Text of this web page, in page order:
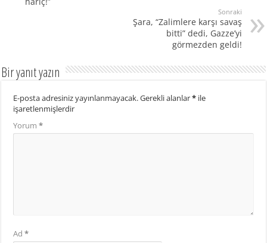
Sonraki
Şara, “Zalimlere karşı savaş
bitti” dedi, Gazze’yi
görmezden geldi!
Bir yanıt yazın
E-posta adresiniz yayınlanmayacak.Gerekli alanlar* ile
işaretlenmişlerdir
Yorum*
Ad*